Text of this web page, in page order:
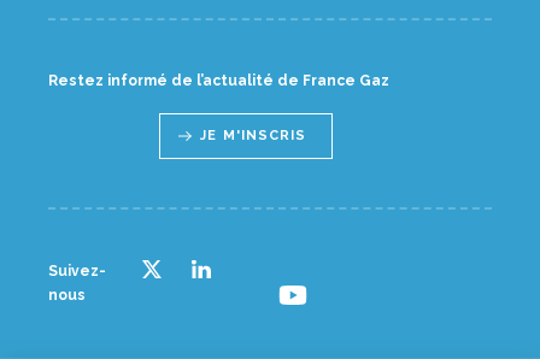
Restez informé de l’actualité de France Gaz
JE M'INSCRIS
Suivez-
nous